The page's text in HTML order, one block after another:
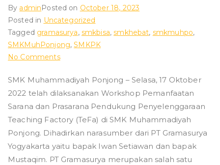
By adminPosted on October 18, 2023
Posted in Uncategorized
Tagged gramasurya, smkbisa,smkhebat, smkmuhpo,
SMKMuhPonjong,SMKPK
No Commentson
Pemanfaatan
Sarpras
dengan
Gramasurya
SMK Muhammadiyah Ponjong – Selasa, 17 Oktober
2022 telah dilaksanakan Workshop Pemanfaatan
Sarana dan Prasarana Pendukung Penyelenggaraan
Teaching Factory (TeFa) di SMK Muhammadiyah
Ponjong. Dihadirkan narasumber dari PT Gramasurya
Yogyakarta yaitu bapak Iwan Setiawan dan bapak
Mustaqim. PT Gramasurya merupakan salah satu